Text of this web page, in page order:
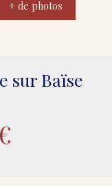
+ de photos
sur Baïse